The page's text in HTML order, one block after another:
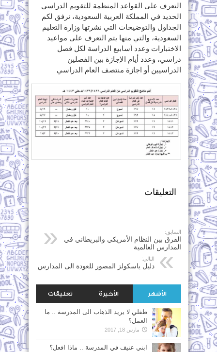
التعرف على القواعد المنظمة للتقويم الدراسي
الحديد في المملكة العربية السعودية، نرفق لكم
الجداول والتوضيحات التي نشرتها وزارة التعليم
السعودية، والتي منها يتم التعرف على مواعيد
الاختبارات وعدد أسابيع الدراسة لكل فصل
دراسي، وعدد أيام الإجازة بين الفصلين
الدراسيين أو اجازة منتصف العام الدراسي
التعليقات
السابق:
الفرق بين النظام الأمريكي والبريطاني في
المدارس العالمية
التالي:
دليل ياسكولز المصور للعودة الى المدارس
الأشهر الأخيرة تعليقات
طفلي لا يريد الذهاب الى المدرسة .. ما
العمل؟
مارس 18, 2017
ابني عنيف في المدرسة .. ماذا افعل؟